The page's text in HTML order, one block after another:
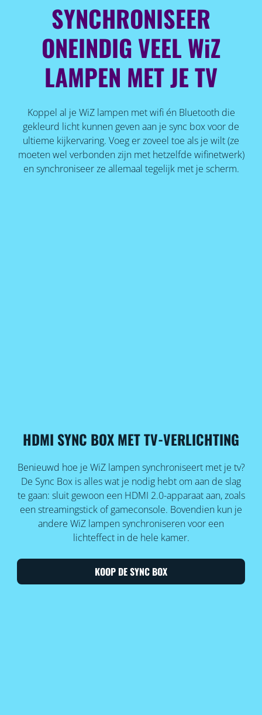
SYNCHRONISEER
ONEINDIG VEEL WiZ
LAMPEN MET JE TV
Koppel al je WiZ lampen met wifi én Bluetooth die
gekleurd licht kunnen geven aan je sync box voor de
ultieme kijkervaring. Voeg er zoveel toe als je wilt (ze
moeten wel verbonden zijn met hetzelfde wifinetwerk)
en synchroniseer ze allemaal tegelijk met je scherm.
HDMI SYNC BOX MET TV-VERLICHTING
Benieuwd hoe je WiZ lampen synchroniseert met je tv?
De Sync Box is alles wat je nodig hebt om aan de slag
te gaan: sluit gewoon een HDMI 2.0-apparaat aan, zoals
een streamingstick of gameconsole. Bovendien kun je
andere WiZ lampen synchroniseren voor een
lichteffect in de hele kamer.
KOOP DE SYNC BOX